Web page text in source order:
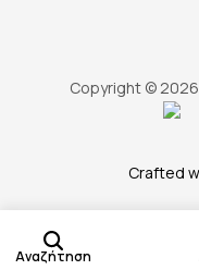
Copyright ©
Crafted
Αναζήτηση